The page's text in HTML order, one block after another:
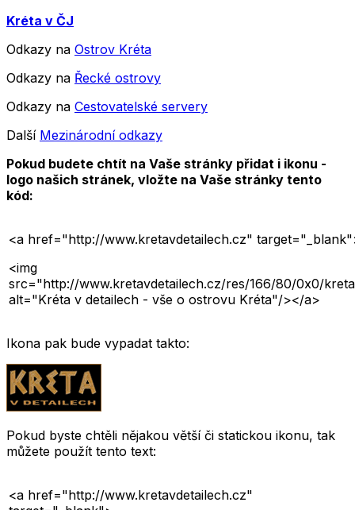
Kréta v ČJ
Odkazy na Ostrov Kréta
Odkazy na Řecké ostrovy
Odkazy na Cestovatelské servery
Další Mezinárodní odkazy
Pokud budete chtít na Vaše stránky přidat i ikonu -
logo našich stránek, vložte na Vaše stránky tento
kód:
<a href="http://www.kretavdetailech.cz"
<img
src="http://www.kretavdetailech.cz/res/166/80/0x0/
alt="Kréta v detailech - vše o ostrovu Kréta"/></a>
Ikona pak bude vypadat takto:
Pokud byste chtěli nějakou větší či statickou ikonu, tak
můžete použít tento text:
<a href="http://www.kretavdetailech.cz"